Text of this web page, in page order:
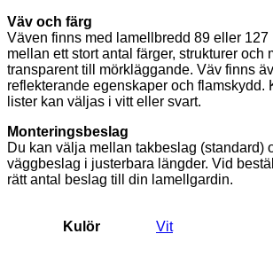
Väv och färg
Väven finns med lamellbredd 89 eller 127
mellan ett stort antal färger, strukturer och
transparent till mörkläggande. Väv finns
reflekterande egenskaper och flamskydd.
lister kan väljas i vitt eller svart.
Monteringsbeslag
Du kan välja mellan takbeslag (standard)
väggbeslag i justerbara längder. Vid
rätt antal beslag till din lamellgardin.
Kulör Vit